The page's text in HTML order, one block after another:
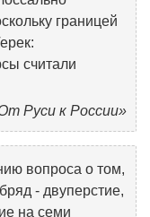
границей
считали
Руси к России»
вопроса о том,
- двуперстие,
на семи